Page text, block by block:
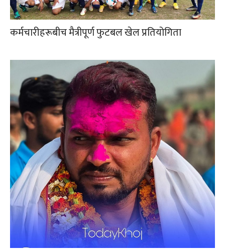
कर्मचारीहरूबीच मैत्रीपूर्ण फुटबल खेल प्रतियोगिता